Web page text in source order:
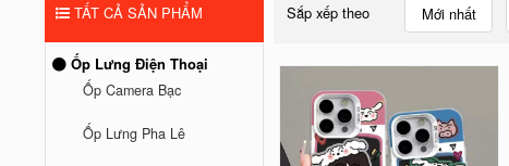
TẤT CẢ SẢN PHẨM
Ốp Lưng Điện Thoại
Ốp Camera Bạc
Ốp Lưng Pha Lê
Sắp xếp theo Mới nhất